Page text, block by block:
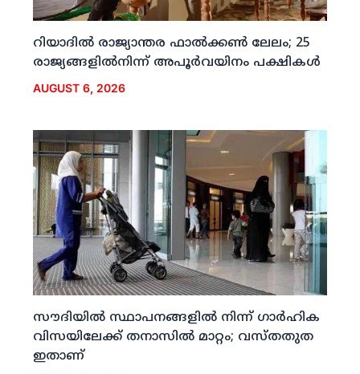
റിയാദില്‍ രാജ്യാന്തര ഫാല്‍ക്കണ്‍ ലേലം; 25
രാജ്യങ്ങളില്‍നിന്ന് അപൂര്‍വയിനം പക്ഷികള്‍
AUGUST 6, 2026
സൗദിയില്‍ സ്ഥാപനങ്ങളില്‍ നിന്ന് ഗാര്‍ഹിക
വിസയിലേക്ക് തനാസില്‍ മാറ്റം; വസ്തതുത
ഇതാണ്